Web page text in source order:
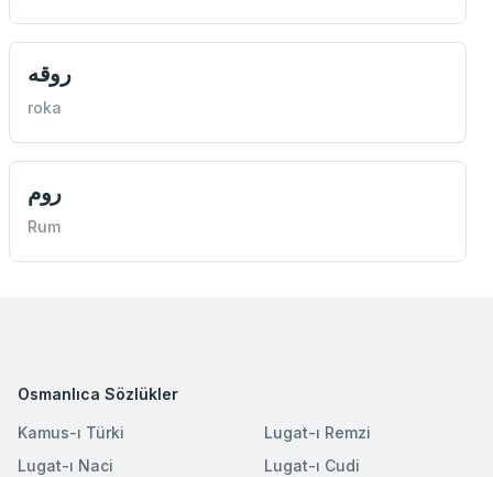
روقه
roka
روم
Rum
Osmanlıca Sözlükler
Kamus-ı Türki
Lugat-ı Naci
Lugat-ı Remzi
Lugat-ı Cudi